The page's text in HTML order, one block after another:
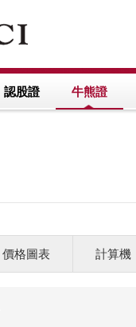
認股證 牛熊證
價格圖表 計算機